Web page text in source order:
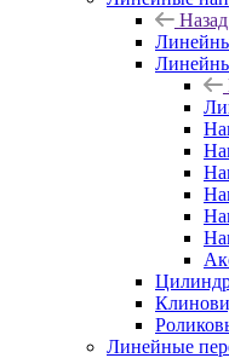
Назад
Линейные